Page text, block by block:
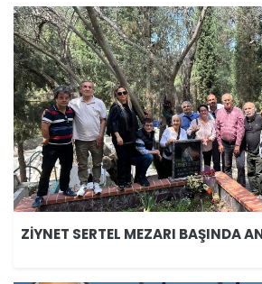
ZİYNET SERTEL MEZARI BAŞINDA